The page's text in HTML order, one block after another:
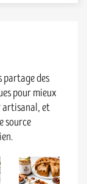
partage des
pour mieux
artisanal, et
source